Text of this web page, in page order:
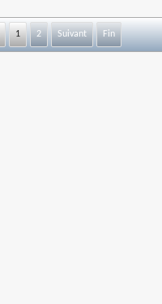
1 2 Suivant Fin